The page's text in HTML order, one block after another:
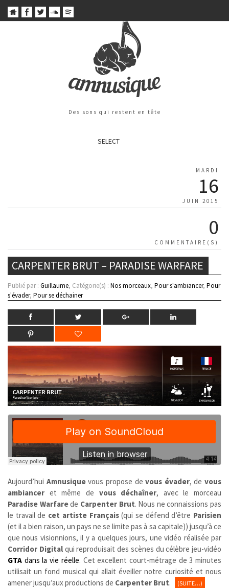
Des sons qui restent en tête
SELECT
MARDI
16
JUIN 2015
0
COMMENTAIRE(S)
CARPENTER BRUT – PARADISE WARFARE
Publié par : Guillaume, Catégorie(s) : Nos morceaux, Pour s'ambiancer, Pour
s'évader, Pour se déchainer
Aujourd’hui Amnusiquevous propose devous évader, de vous
ambiancer et même de vous déchaîner, avec le morceau
Paradise Warfarede Carpenter Brut. Nous ne connaissions pas
le travail de cet artiste Français(qui se défend d’être Parisien
(et il a bien raison, un pays ne se limite pas à sa capitale)) jusqu’à ce
que nous visionnions, il y a quelques jours, une vidéo réalisée par
Corridor Digital qui reproduisait des scènes du célèbre jeu-vidéo
GTA dans la vie réelle. Cet excellent court-métrage de 3 minutes
utilisait un fond musical qui allait éveiller notre curiosité et nous
amener jusqu’aux productions de Carpenter Brut. (SUITE…)